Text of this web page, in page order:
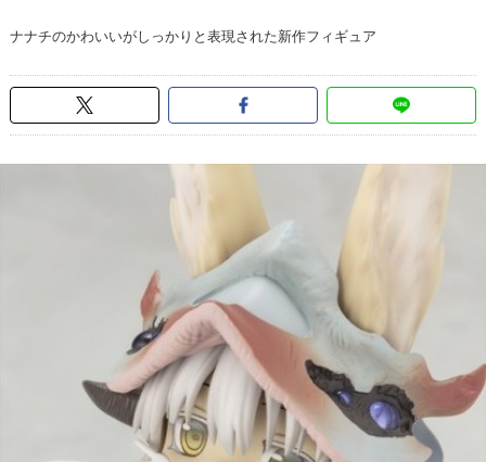
ナナチのかわいいがしっかりと表現された新作フィギュア